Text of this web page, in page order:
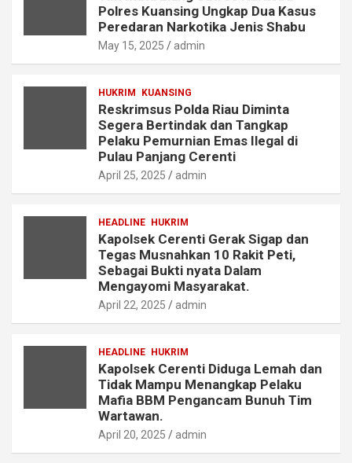
Polres Kuansing Ungkap Dua Kasus
Peredaran Narkotika Jenis Shabu
May 15, 2025 admin
HUKRIM KUANSING
Reskrimsus Polda Riau Diminta
Segera Bertindak dan Tangkap
Pelaku Pemurnian Emas Ilegal di
Pulau Panjang Cerenti
April 25, 2025 admin
HEADLINE HUKRIM
Kapolsek Cerenti Gerak Sigap dan
Tegas Musnahkan 10 Rakit Peti,
Sebagai Bukti nyata Dalam
Mengayomi Masyarakat.
April 22, 2025 admin
HEADLINE HUKRIM
Kapolsek Cerenti Diduga Lemah dan
Tidak Mampu Menangkap Pelaku
Mafia BBM Pengancam Bunuh Tim
Wartawan.
April 20, 2025 admin